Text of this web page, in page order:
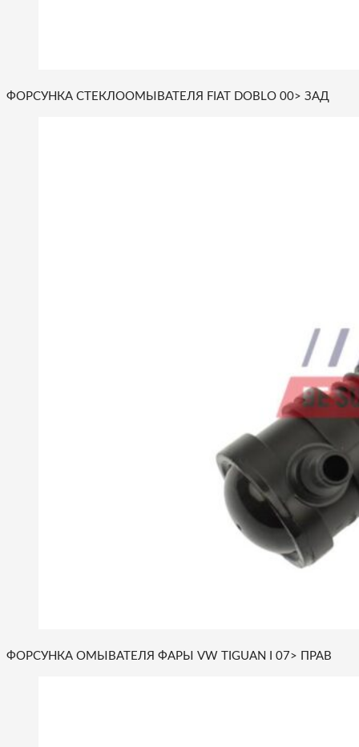
ФОРСУНКА СТЕКЛООМЫВАТЕЛЯ FIAT DOBLO 00> ЗАД
ФОРСУНКА ОМЫВАТЕЛЯ ФАРЫ VW TIGUAN I 07> ПРАВ